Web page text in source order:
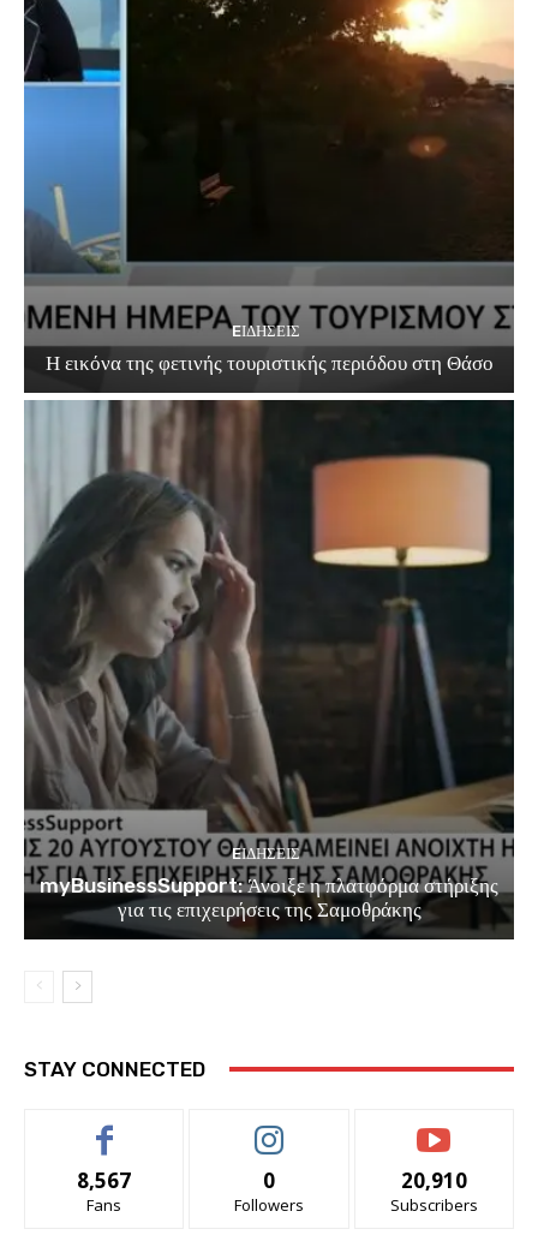
EΙΔΗΣΕΙΣ
Η εικόνα της φετινής τουριστικής περιόδου στη Θάσο
EΙΔΗΣΕΙΣ
myBusinessSupport: Άνοιξε η πλατφόρμα στήριξης
για τις επιχειρήσεις της Σαμοθράκης
STAY CONNECTED
8,567
Fans
0
Followers
20,910
Subscribers